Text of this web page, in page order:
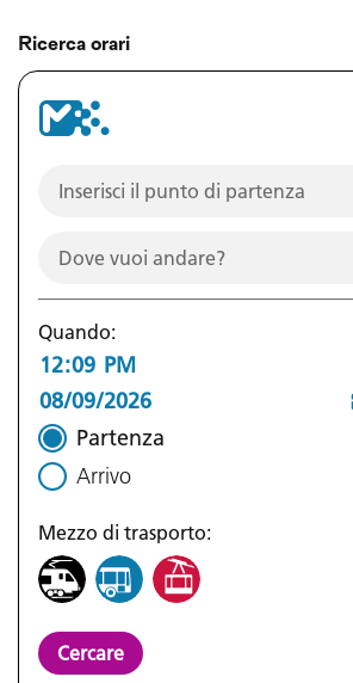
Ricerca orari
Quando:
Partenza
Arrivo
Mezzo di trasporto:
Cercare